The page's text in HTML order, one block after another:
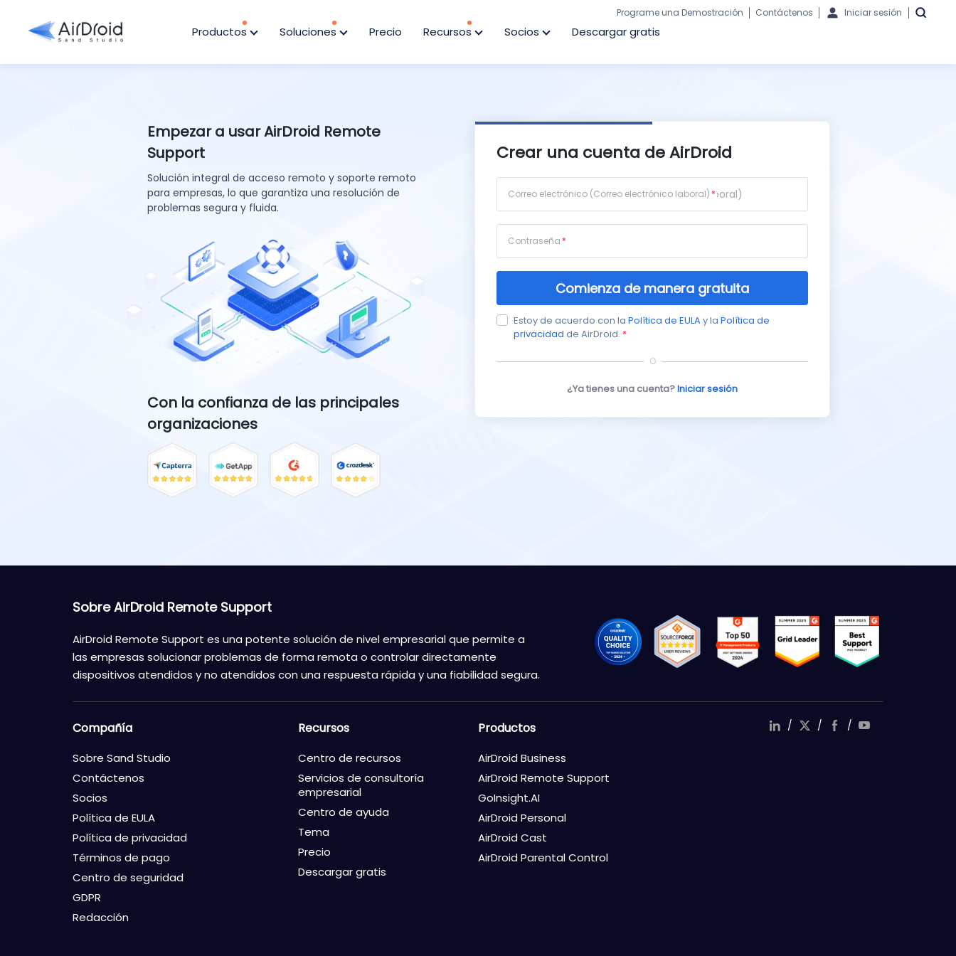
Productos Soluciones Precio Recursos Socios Descargar gratis
Programe una Demostración Contáctenos Iniciar sesión
Empezar a usar AirDroid Remote
Support
Solución integral de acceso remoto y soporte remoto
para empresas, lo que garantiza una resolución de
problemas segura y fluida.
Con la confianza de las principales
organizaciones
Crear una cuenta de AirDroid
Correo electrónico (Correo electrónico laboral)
Contraseña
Comienza de manera gratuita
Estoy de acuerdo con la Política de EULAy la Política de
privacidad de AirDroid. *
O
¿Ya tienes una cuenta?Iniciar sesión
Sobre AirDroid Remote Support
AirDroid Remote Support es una potente solución de nivel empresarial que permite a
las empresas solucionar problemas de forma remota o controlar directamente
dispositivos atendidos y no atendidos con una respuesta rápida y una fiabilidad segura.
Compañía
Sobre Sand Studio
Contáctenos
Socios
Política de EULA
Política de privacidad
Términos de pago
Centro de seguridad
GDPR
Redacción
Recursos
Centro de recursos
Servicios de consultoría
empresarial
Centro de ayuda
Tema
Precio
Descargar gratis
Productos
AirDroid Business
AirDroid Remote Support
GoInsight.AI
AirDroid Personal
AirDroid Cast
AirDroid Parental Control
/ / /